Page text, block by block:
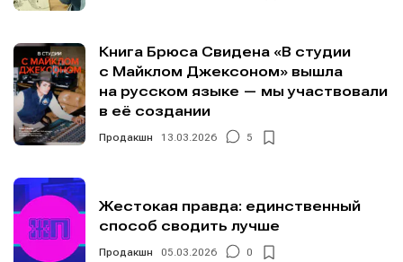
Информация
Редакционная политика (в разработке)
Предложение новостей Помощь проекту
Информация
Редакционная политика (в разработке)
Предложение новостей Помощь проекту
Книга Брюса Свидена «В студии
с Майклом Джексоном» вышла
на русском языке — мы участвовали
в её создании
Продакшн 13.03.2026 5
Жестокая правда: единственный
способ сводить лучше
Продакшн 05.03.2026 0